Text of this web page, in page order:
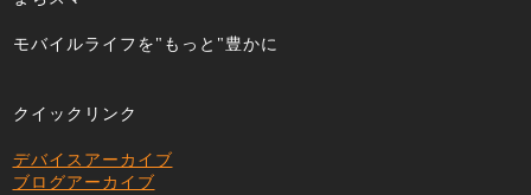
モバイルライフを"もっと"豊かに
クイックリンク
デバイスアーカイブ
ブログアーカイブ